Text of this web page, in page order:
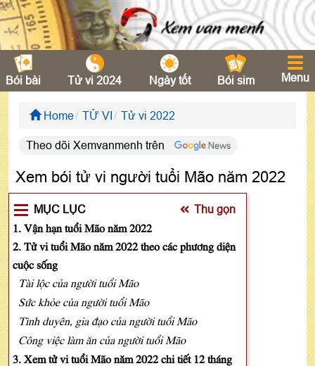
Bói bài Tử vi 2024 Ngày tốt Bói sim Menu
Home TỬ VI Tử vi 2022
Theo dõi Xemvanmenh trên
Xem bói tử vi người tuổi Mão năm 2022
MỤC LỤC Thu gọn
1. Vận hạn tuổi Mão năm 2022
2. Tử vi tuổi Mão năm 2022 theo các phương diện
cuộc sống
Tài lộc của người tuổi Mão
Sức khỏe của người tuổi Mão
Tình duyên, gia đạo của người tuổi Mão
Công việc làm ăn của người tuổi Mão
3. Xem tử vi tuổi Mão năm 2022 chi tiết 12 tháng